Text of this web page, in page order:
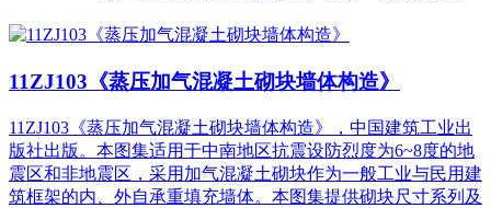
11ZJ103《蒸压加气混凝土砌块墙体构造》
11ZJ103《蒸压加气混凝土砌块墙体构造》，中国建筑工业出
版社出版。本图集适用于中南地区抗震设防烈度为6~8度的地
震区和非地震区，采用加气混凝土砌块作为一般工业与民用建
筑框架的内、外自承重填充墙体。本图集提供砌块尺寸系列及